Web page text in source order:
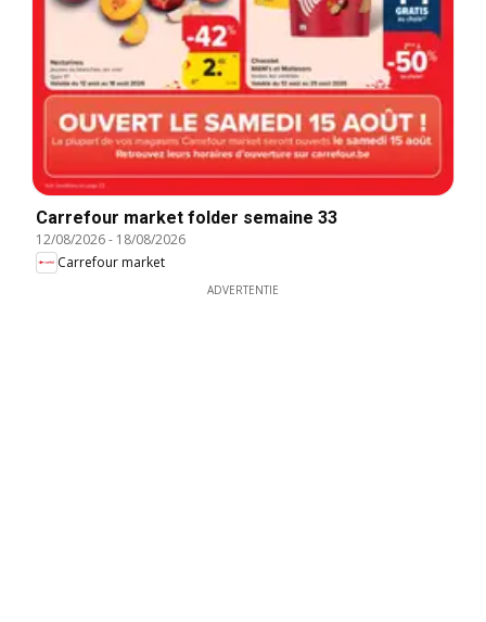
Carrefour market folder semaine 33
12/08/2026- 18/08/2026
Carrefour market
ADVERTENTIE